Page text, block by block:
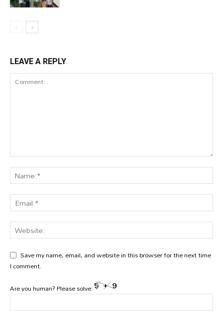
LEAVE A REPLY
Save my name, email, and website in this browser for the next time
I comment.
Are you human? Please solve: